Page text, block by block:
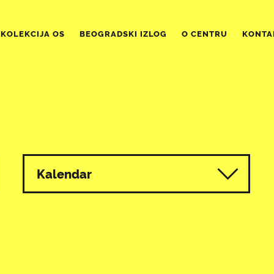
KOLEKCIJA OS BEOGRADSKI IZLOG O CENTRU
Kalendar